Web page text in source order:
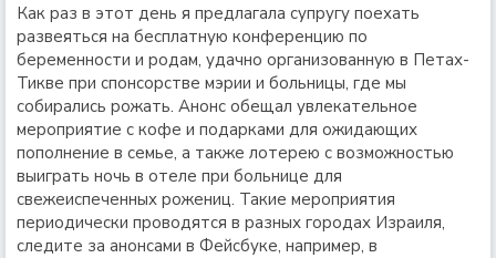
Как раз в этот день я предлагала супругу поехать
развеяться на бесплатную конференцию по
беременности и родам, удачно организованную в Петах-
Тикве при спонсорстве мэрии и больницы, где мы
собирались рожать. Анонс обещал увлекательное
мероприятие с кофе и подарками для ожидающих
пополнение в семье, а также лотерею с возможностью
выиграть ночь в отеле при больнице для
свежеиспеченных рожениц. Такие мероприятия
периодически проводятся в разных городах Израиля,
следите за анонсами в Фейсбуке, например, в